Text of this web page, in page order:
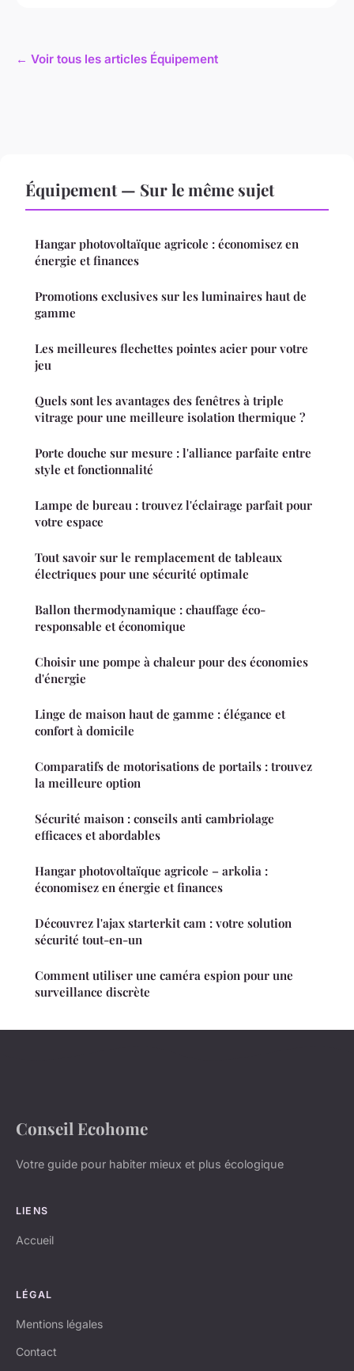
← Voir tous les articles Équipement
Équipement — Sur le même sujet
Hangar photovoltaïque agricole : économisez en
énergie et finances
Promotions exclusives sur les luminaires haut de
gamme
Les meilleures flechettes pointes acier pour votre
jeu
Quels sont les avantages des fenêtres à triple
vitrage pour une meilleure isolation thermique ?
Porte douche sur mesure : l'alliance parfaite entre
style et fonctionnalité
Lampe de bureau : trouvez l'éclairage parfait pour
votre espace
Tout savoir sur le remplacement de tableaux
électriques pour une sécurité optimale
Ballon thermodynamique : chauffage éco-
responsable et économique
Choisir une pompe à chaleur pour des économies
d'énergie
Linge de maison haut de gamme : élégance et
confort à domicile
Comparatifs de motorisations de portails : trouvez
la meilleure option
Sécurité maison : conseils anti cambriolage
efficaces et abordables
Hangar photovoltaïque agricole – arkolia :
économisez en énergie et finances
Découvrez l'ajax starterkit cam : votre solution
sécurité tout-en-un
Comment utiliser une caméra espion pour une
surveillance discrète
Conseil Ecohome
Votre guide pour habiter mieux et plus écologique
LIENS
Accueil
LÉGAL
Mentions légales
Contact